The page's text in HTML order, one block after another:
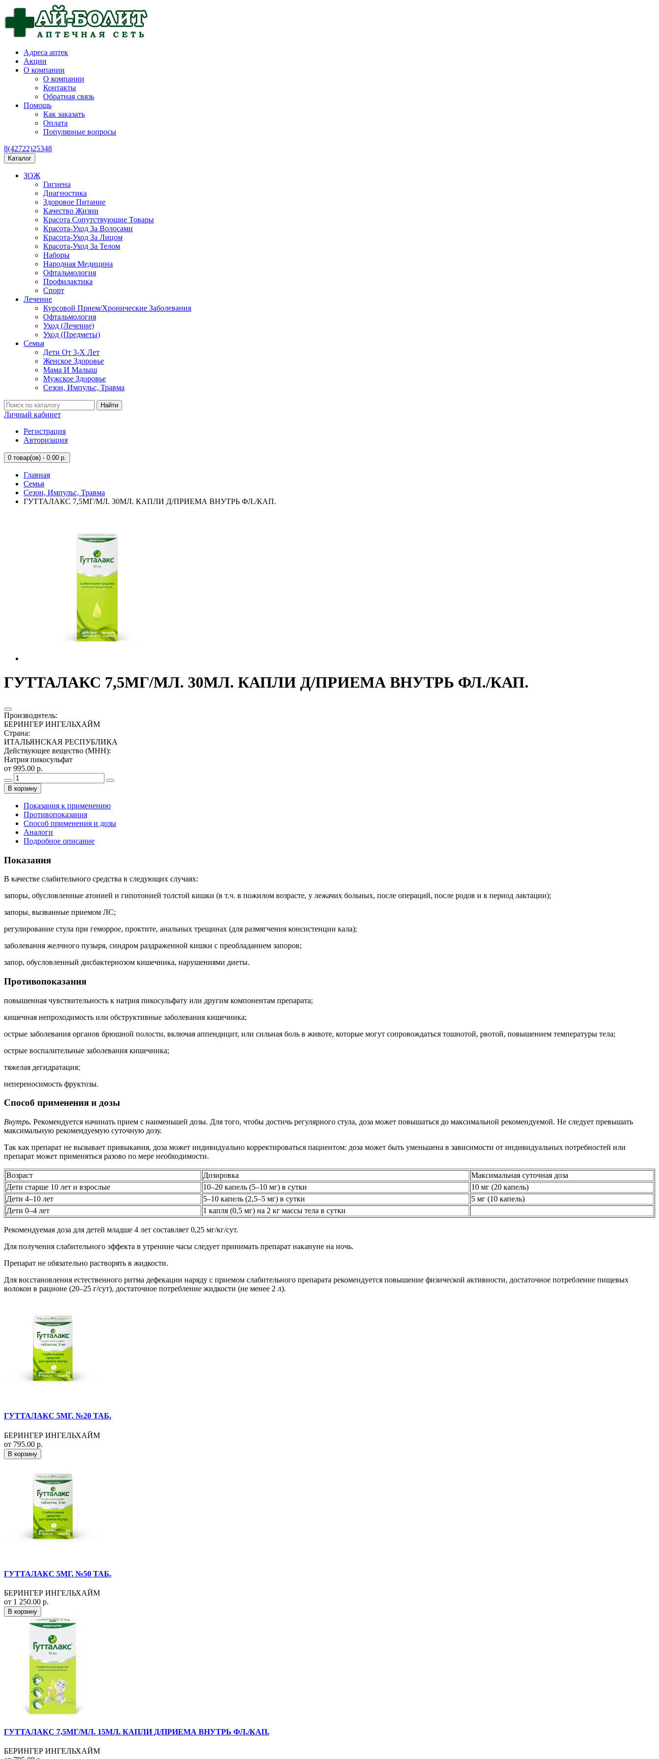
Адреса аптек
Акции
О компании
О компании
Контакты
Обратная связь
Помощь
Как заказать
Оплата
Популярные вопросы
8(42722)25348
Каталог
ЗОЖ
Гигиена
Диагностика
Здоровое Питание
Качество Жизни
Красота Сопутствующие Товары
Красота-Уход За Волосами
Красота-Уход За Лицом
Красота-Уход За Телом
Наборы
Народная Медицина
Офтальмология
Профилактика
Спорт
Лечение
Курсовой Прием/Хронические Заболевания
Офтальмология
Уход (Лечение)
Уход (Предметы)
Семья
Дети От 3-Х Лет
Женское Здоровье
Мама И Малыш
Мужское Здоровье
Сезон, Импульс, Травма
Найти
Личный кабинет
Регистрация
Авторизация
0 товар(ов) - 0.00 р.
Главная
Семья
Сезон, Импульс, Травма
ГУТТАЛАКС 7,5МГ/МЛ. 30МЛ. КАПЛИ Д/ПРИЕМА ВНУТРЬ ФЛ./КАП.
ГУТТАЛАКС 7,5МГ/МЛ. 30МЛ. КАПЛИ Д/ПРИЕМА ВНУТРЬ ФЛ./КАП.
Производитель:
БЕРИНГЕР ИНГЕЛЬХАЙМ
Страна:
ИТАЛЬЯНСКАЯ РЕСПУБЛИКА
Действующее вещество (МНН):
Натрия пикосульфат
от 995.00 р.
В корзину
Показания к применению
Противопоказания
Способ применения и дозы
Аналоги
Подробное описание
Показания
В качестве слабительного средства в следующих случаях:
запоры, обусловленные атонией и гипотонией толстой кишки (в т.ч. в пожилом возрасте, у лежачих больных, после операций, после родов и в период лактации);
запоры, вызванные приемом ЛС;
регулирование стула при геморрое, проктите, анальных трещинах (для размягчения консистенции кала);
заболевания желчного пузыря, синдром раздраженной кишки с преобладанием запоров;
запор, обусловленный дисбактериозом кишечника, нарушениями диеты.
Противопоказания
повышенная чувствительность к натрия пикосульфату или другим компонентам препарата;
кишечная непроходимость или обструктивные заболевания кишечника;
острые заболевания органов брюшной полости, включая аппендицит, или сильная боль в животе, которые могут сопровождаться тошнотой, рвотой, повышением температуры тела;
острые воспалительные заболевания кишечника;
тяжелая дегидратация;
непереносимость фруктозы.
Способ применения и дозы
Внутрь. Рекомендуется начинать прием с наименьшей дозы. Для того, чтобы достичь регулярного стула, доза может повышаться до максимальной рекомендуемой. Не следует превышать
максимальную рекомендуемую суточную дозу.
Так как препарат не вызывает привыкания, доза может индивидуально корректироваться пациентом: доза может быть уменьшена в зависимости от индивидуальных потребностей или
препарат может применяться разово по мере необходимости.
Возраст Дозировка
Максимальная суточная доза
Дети старше 10 лет и взрослые
10–20 капель (5–10 мг) в сутки
10 мг (20 капель)
Дети 4–10 лет
5–10 капель (2,5–5 мг) в сутки
5 мг (10 капель)
Дети 0–4 лет
1 капля (0,5 мг) на 2 кг массы тела в сутки
Рекомендуемая доза для детей младше 4 лет составляет 0,25 мг/кг/сут.
Для получения слабительного эффекта в утренние часы следует принимать препарат накануне на ночь.
Препарат не обязательно растворять в жидкости.
Для восстановления естественного ритма дефекации наряду с приемом слабительного препарата рекомендуется повышение физической активности, достаточное потребление пищевых
волокон в рационе (20–25 г/сут), достаточное потребление жидкости (не менее 2 л).
ГУТТАЛАКС 5МГ. №20 ТАБ.
БЕРИНГЕР ИНГЕЛЬХАЙМ
от 795.00 р.
В корзину
ГУТТАЛАКС 5МГ. №50 ТАБ.
БЕРИНГЕР ИНГЕЛЬХАЙМ
от 1 250.00 р.
В корзину
ГУТТАЛАКС 7,5МГ/МЛ. 15МЛ. КАПЛИ Д/ПРИЕМА ВНУТРЬ ФЛ./КАП.
БЕРИНГЕР ИНГЕЛЬХАЙМ